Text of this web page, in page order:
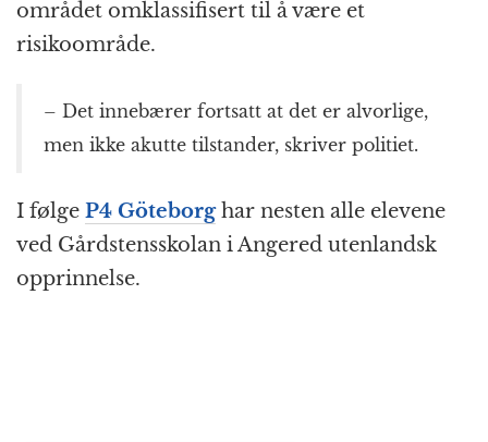
området omklassifisert til å være et
risikoområde.
– Det innebærer fortsatt at det er alvorlige,
men ikke akutte tilstander, skriver politiet.
I følge P4 Göteborghar nesten alle elevene
ved Gårdstensskolan i Angered utenlandsk
opprinnelse.